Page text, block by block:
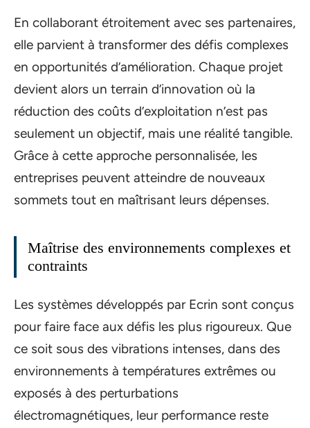
En collaborant étroitement avec ses partenaires,
elle parvient à transformer des défis complexes
en opportunités d’amélioration. Chaque projet
devient alors un terrain d’innovation où la
réduction des coûts d’exploitation n’est pas
seulement un objectif, mais une réalité tangible.
Grâce à cette approche personnalisée, les
entreprises peuvent atteindre de nouveaux
sommets tout en maîtrisant leurs dépenses.
Maîtrise des environnements complexes et
contraints
Les systèmes développés par Ecrin sont conçus
pour faire face aux défis les plus rigoureux. Que
ce soit sous des vibrations intenses, dans des
environnements à températures extrêmes ou
exposés à des perturbations
électromagnétiques, leur performance reste